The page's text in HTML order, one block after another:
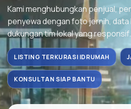
Kami menghubungkan penjual,
penyewa dengan foto jernih,
dukungan tim lokal yang responsif.
LISTING TERKURASI IDRUMAH
KONSULTAN SIAP BANTU